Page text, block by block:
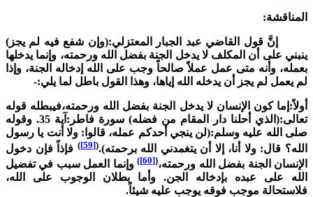
قول القاضي عبد الجبار المعتزلي:(وإن شفع فيه لم يجز)
على أن المكلف لا يدخل الجنة بفضل الله ورحمته، وإنما يدخلها
وأنه متى عمل عملاً صالحاً وجب على الله إدخاله الجنة، وإذا
يعمل لم يجز أن يدخله الله إياها، وهذا القول باطل لما يلي:-
كون الإنسان لا يدخل الجنة بفضل الله ورحمته،فيبطله قوله
تعالى:(الذي أحلنا دار المقام من فضله) سورة فاطر:آية 35. وقوله
الله عليه وسلم:(لن ينجي أحدكم عمله، قالوا: ولا أنت يا رسول
قال: ولا أنا، إلا أن يتغمدني الله برحمته).(
[59]
)فإذاً فإن دخول
الجنة بفضل الله ورحمته،
)وإنما العمل سبب في تفضيل
على عبده بإدخاله الجن. وأما بطلان الوجوب على الله،
موجب فوقه يوجب عليه شيئاً.